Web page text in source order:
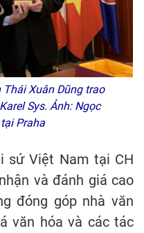
Xuân Dũng trao
Sys. Ảnh: Ngọc
Praha
sứ Việt Nam tại CH
và đánh giá cao
đóng góp nhà văn
văn hóa và các tác